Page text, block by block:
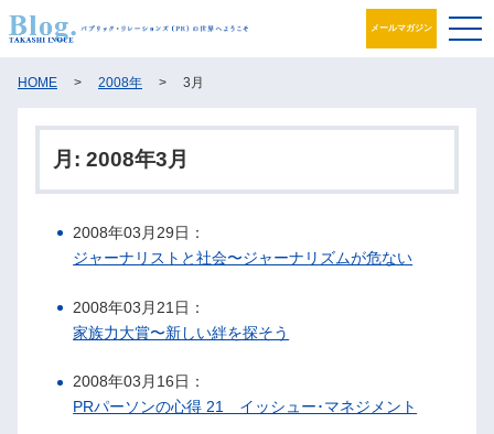
メールマガジン
ブログ
プロフィール
パブリック・リレーションズとは
アカデミック活動
HOME > 2008年 > 3月
月: 2008年3月
2008年03月29日：
ジャーナリストと社会〜ジャーナリズムが危ない
2008年03月21日：
家族力大賞〜新しい絆を探そう
2008年03月16日：
PRパーソンの心得 21 イッシュー･マネジメント